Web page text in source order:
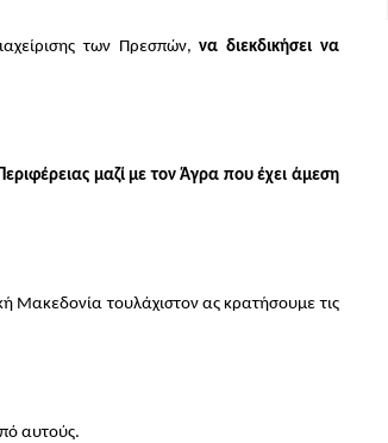
των Πρεσπών, να διεκδικήσει να
μαζί με τον Άγρα που έχει άμεση
Μακεδονία τουλάχιστον ας κρατήσουμε τις
αυτούς.